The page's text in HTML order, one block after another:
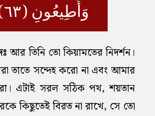
وَأَطِيعُونِ (٦٣)
আর তিনি তো কিয়ামতের নিদর্শন।
তাতে সন্দেহ করো না এবং আমার
এটাই সরল সঠিক পথ, শয়তান
কিছুতেই বিরত না রাখে, সে তো